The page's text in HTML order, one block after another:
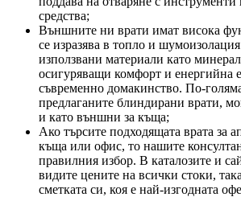
средства;
Външните ни врати имат висока
се изразява в топло и
използвани материали като
осигуряващи комфорт и енергийна
съвременно домакинство. По-
предлаганите блиндирани врати,
и като външни за къща;
Ако търсите подходящата врата за
къща или офис, то нашите
правилния избор. В каталозите и
видите цените на всички стоки,
сметката си, коя е най-изгодната